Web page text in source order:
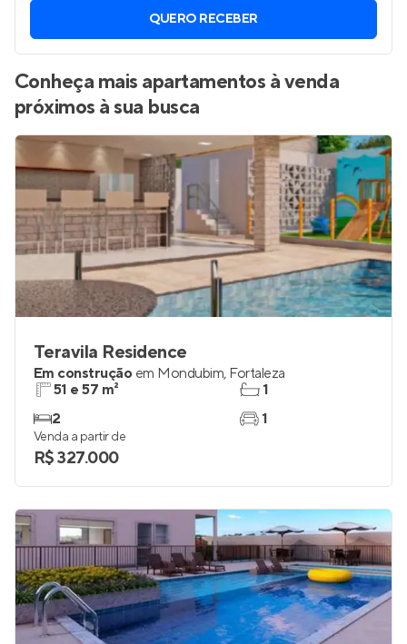
QUERO RECEBER
Conheça mais apartamentos à venda
próximos à sua busca
Teravila Residence
Em construção em Mondubim, Fortaleza
51 e 57 m²
2
1
1
Venda a partir de
R$ 327.000